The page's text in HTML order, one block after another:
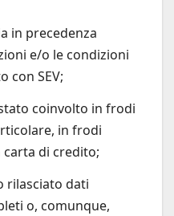
in precedenza
e/o le condizioni
con SEV;
coinvolto in frodi
in frodi
di credito;
rilasciato dati
o, comunque,